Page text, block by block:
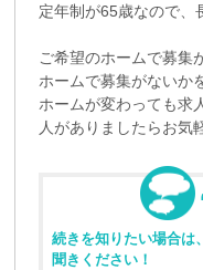
定年制が65歳なので、
ご希望のホームで募集
ホームで募集がないか
ホームが変わっても求
人がありましたらお気
続きを知りたい場合は
聞きください！